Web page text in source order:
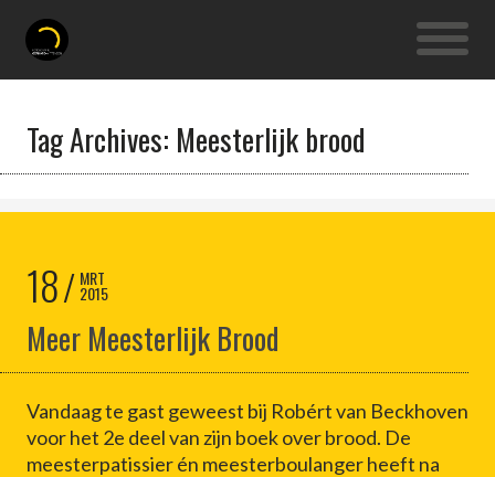
Tag Archives: Meesterlijk brood
18 MRT
2015
Meer Meesterlijk Brood
Vandaag te gast geweest bij Robért van Beckhoven
voor het 2e deel van zijn boek over brood. De
meesterpatissier én meesterboulanger heeft na